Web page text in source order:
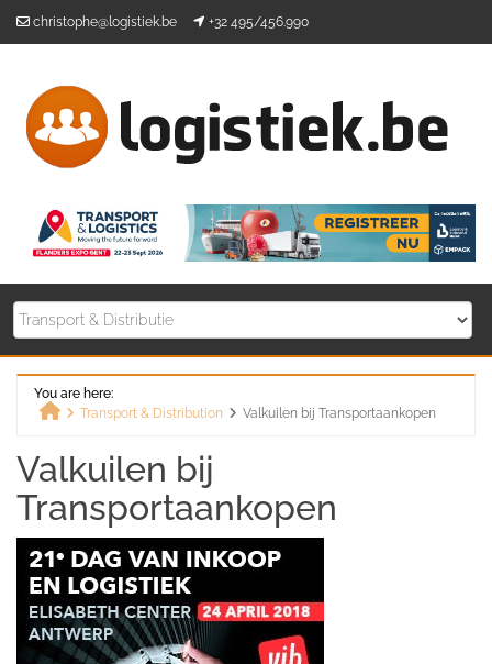
christophe@logistiek.be +32 495/456.990
You are here:
Transport & Distribution Valkuilen bij Transportaankopen
Valkuilen bij
Transportaankopen